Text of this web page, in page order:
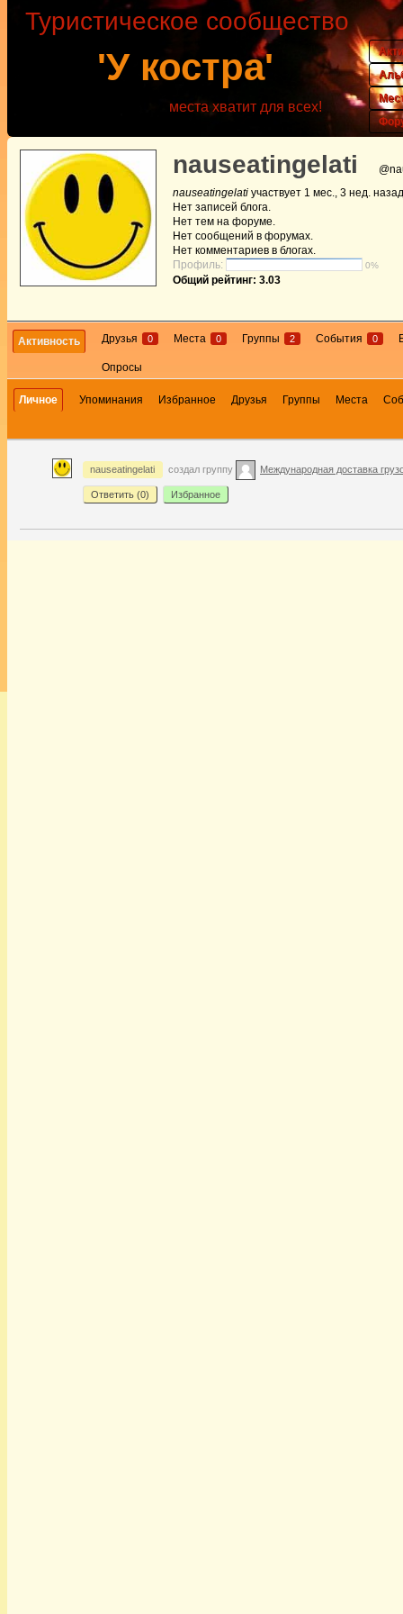
'У костра'
Туристическое сообщество
места хватит для всех!
nauseatingelati
nauseatingelati участвует 1 мес., 3 нед. назад
Нет записей блога.
Нет тем на форуме.
Нет сообщений в форумах.
Нет комментариев в блогах.
Профиль:
0%
Общий рейтинг: 3.03
Активность Друзья 0 Места 0 Группы 2 События 0
Опросы
Личное Упоминания Избранное Друзья Группы Места
nauseatingelati создал группу Международная доставка
Ответить (0) Избранное